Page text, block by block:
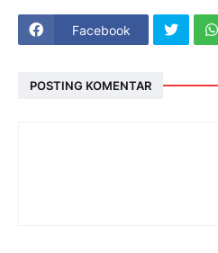
Facebook
POSTING KOMENTAR